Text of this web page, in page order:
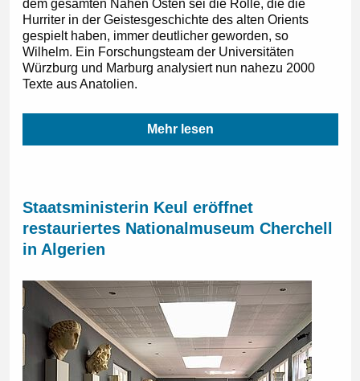
dem gesamten Nahen Osten sei die Rolle, die die
Hurriter in der Geistesgeschichte des alten Orients
gespielt haben, immer deutlicher geworden, so
Wilhelm. Ein Forschungsteam der Universitäten
Würzburg und Marburg analysiert nun nahezu 2000
Texte aus Anatolien.
Mehr lesen
Staatsministerin Keul eröffnet
restauriertes Nationalmuseum Cherchell
in Algerien